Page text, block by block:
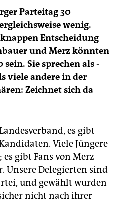
Parteitag 30
wenig.
Entscheidung
und Merz könnten
sein. Sie sprechen als
viele andere in der
Zeichnet sich da
es gibt
Viele Jüngere
es gibt Fans von Merz
Unsere Delegierten sind
und gewählt wurden
nicht nach ihrer